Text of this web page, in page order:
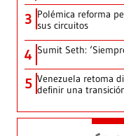
3 Polémica reforma
sus circuitos
4 Sumit Seth:
5 Venezuela retoma
definir una